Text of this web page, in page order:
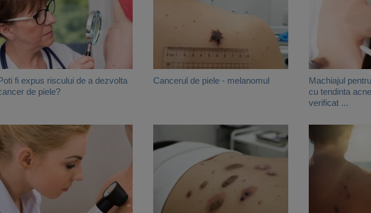
fi expus riscului de a dezvolta
de piele?
Cancerul de piele - melanomul
Machiajul
cu tendinta
verificat ...